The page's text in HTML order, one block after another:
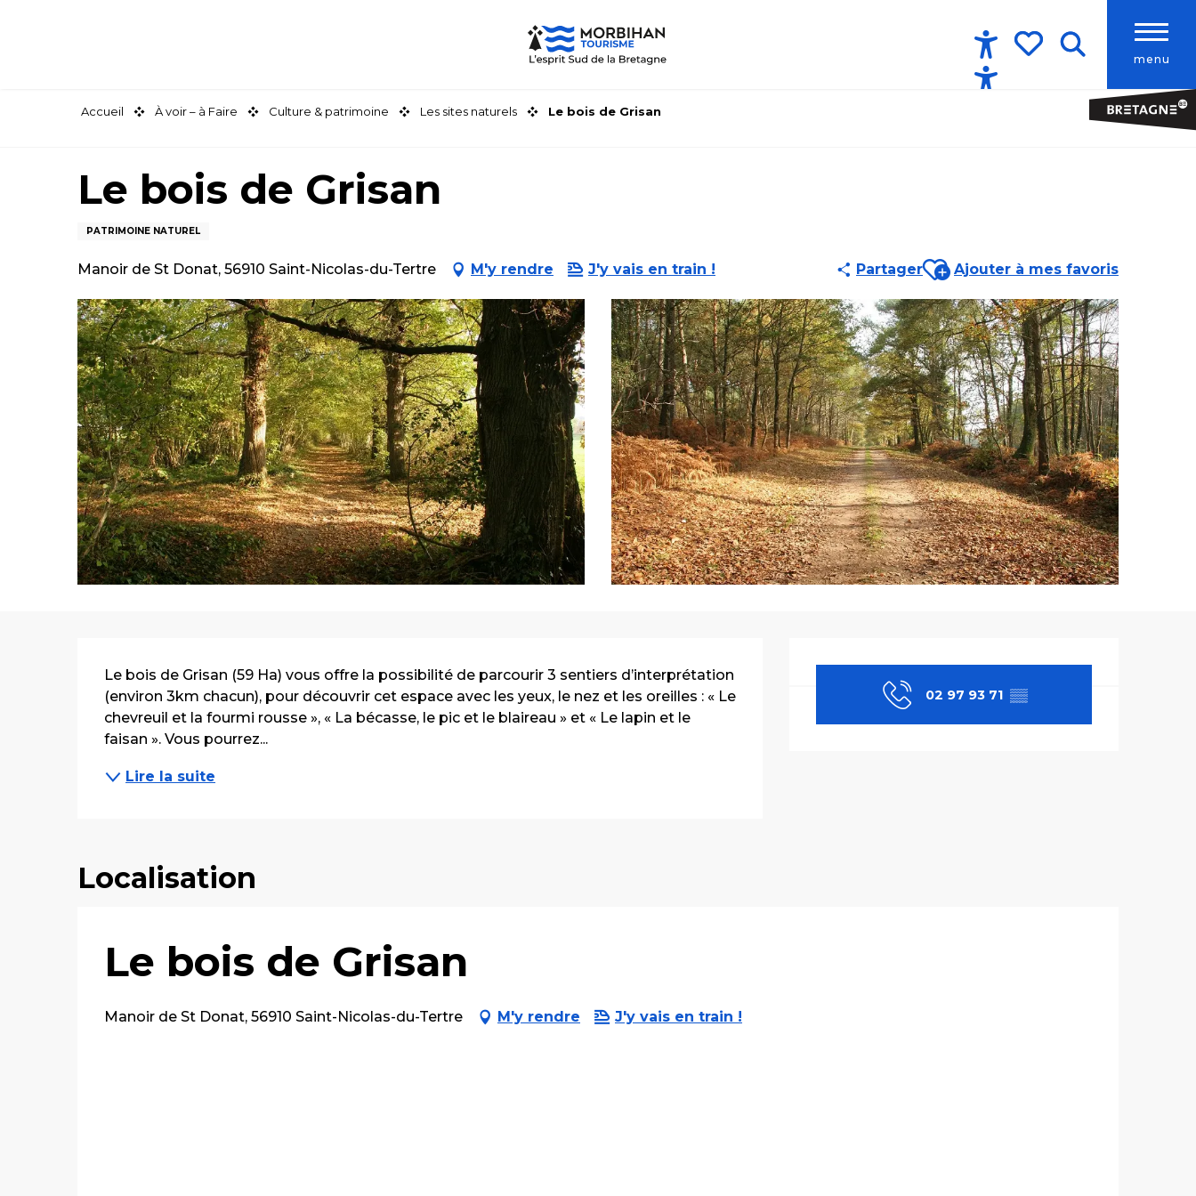
menu
Accessibilité
Accueil À voir – à Faire Culture & patrimoine Les sites naturels Le bois de Grisan
Le bois de Grisan
PATRIMOINE NATUREL
Manoir de St Donat, 56910 Saint-Nicolas-du-Tertre M'y rendre J'y vais en train ! PartagerAjouter aux favoris
Ajouter à mes favoris
Ouverture et
02 97 93 71 ▒▒
Description
Le bois de Grisan (59 Ha) vous offre la possibilité de parcourir 3 sentiers d’interprétation
(environ 3km chacun), pour découvrir cet espace avec les yeux, le nez et les oreilles : « Le
chevreuil et la fourmi rousse », « La bécasse, le pic et le blaireau » et « Le lapin et le
faisan ». Vous pourrez...
Lire la suite
Localisation
Le bois de Grisan
Manoir de St Donat, 56910 Saint-Nicolas-du-Tertre M'y rendre J'y vais en train !